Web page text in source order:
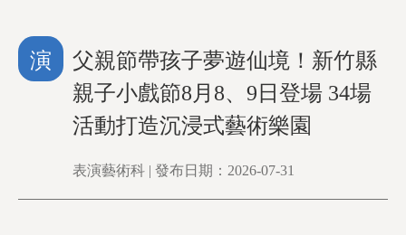
演
父親節帶孩子夢遊仙境！新竹縣
親子小戲節8月8、9日登場 34場
活動打造沉浸式藝術樂園
表演藝術科 | 發布日期：2026-07-31